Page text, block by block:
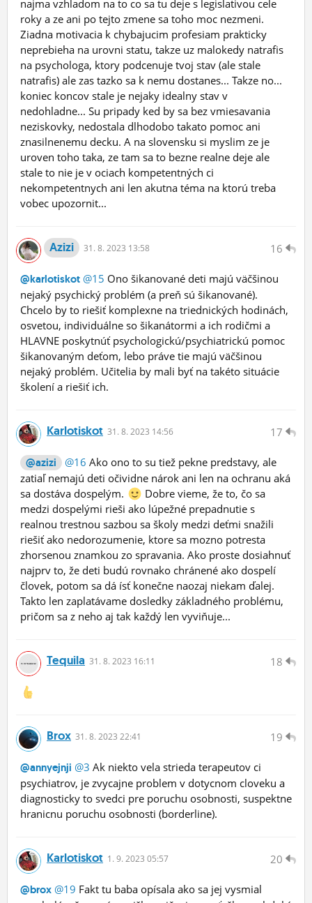
najma vzhladom na to co sa tu deje s legislativou cele
roky a ze ani po tejto zmene sa toho moc nezmeni.
Ziadna motivacia k chybajucim profesiam prakticky
neprebieha na urovni statu, takze uz malokedy natrafis
na psychologa, ktory podcenuje tvoj stav (ale stale
natrafis) ale zas tazko sa k nemu dostanes... Takze no...
koniec koncov stale je nejaky idealny stav v
nedohladne... Su pripady ked by sa bez vmiesavania
neziskovky, nedostala dlhodobo takato pomoc ani
znasilnenemu decku. A na slovensku si myslim ze je
uroven toho taka, ze tam sa to bezne realne deje ale
stale to nie je v ociach kompetentných ci
nekompetentnych ani len akutna téma na ktorú treba
vobec upozornit...
16
Azizi 31. 8. 2023 13:58
@karlotiskot @15 Ono šikanované deti majú väčšinou
nejaký psychický problém (a preň sú šikanované).
Chcelo by to riešiť komplexne na triednických hodinách,
osvetou, individuálne so šikanátormi a ich rodičmi a
HLAVNE poskytnúť psychologickú/psychiatrickú pomoc
šikanovaným deťom, lebo práve tie majú väčšinou
nejaký problém. Učitelia by mali byť na takéto situácie
školení a riešiť ich.
17
Karlotiskot 31. 8. 2023 14:56
@azizi @16 Ako ono to su tiež pekne predstavy, ale
zatiaľ nemajú deti očividne nárok ani len na ochranu aká
sa dostáva dospelým.
Dobre vieme, že to, čo sa
medzi dospelými rieši ako lúpežné prepadnutie s
realnou trestnou sazbou sa školy medzi deťmi snažili
riešiť ako nedorozumenie, ktore sa mozno potresta
zhorsenou znamkou zo spravania. Ako proste dosiahnuť
najprv to, že deti budú rovnako chránené ako dospelí
človek, potom sa dá ísť konečne naozaj niekam ďalej.
Takto len zaplatávame dosledky základného problému,
pričom sa z neho aj tak každý len vyviňuje...
18
Tequila 31. 8. 2023 16:11
19
Brox 31. 8. 2023 22:41
@annyejnji @3 Ak niekto vela strieda terapeutov ci
psychiatrov, je zvycajne problem v dotycnom cloveku a
diagnosticky to svedci pre poruchu osobnosti, suspektne
hranicnu poruchu osobnosti (borderline).
20
Karlotiskot 1. 9. 2023 05:57
@brox @19 Fakt tu baba opísala ako sa jej vysmial